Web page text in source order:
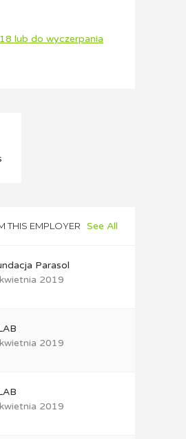
lub do wyczerpania
THIS EMPLOYER See All
Parasol
2019
2019
2019